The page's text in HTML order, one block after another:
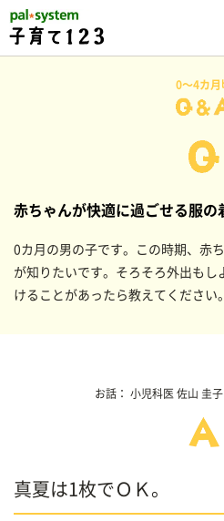
0〜4カ月
赤ちゃんが快適に過ごせる服の
0カ月の男の子です。この時期、赤
が知りたいです。そろそろ外出もし
けることがあったら教えてください。
お話： 小児科医 佐山 圭子
真夏は1枚でＯＫ。